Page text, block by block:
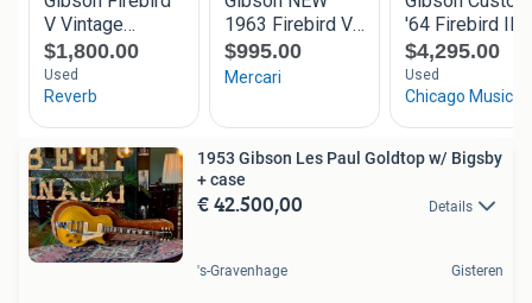
1953 Gibson Les Paul Goldtop w/ Bigsby
+ case
€ 42.500,00 Details
's-Gravenhage Gisteren